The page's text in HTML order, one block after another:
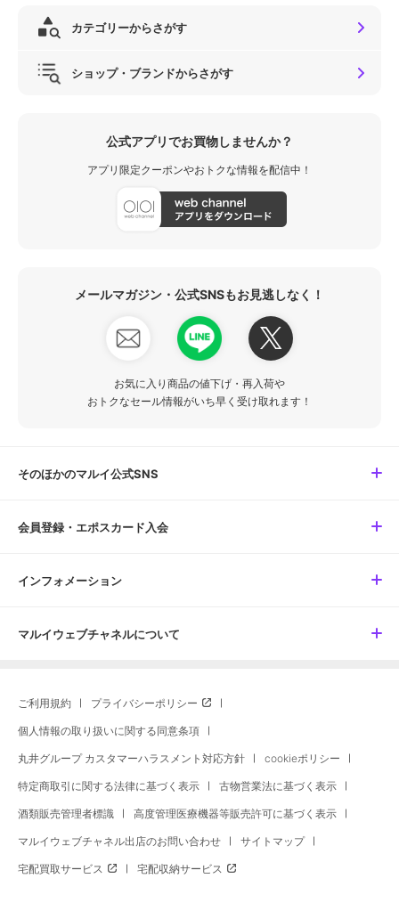
カテゴリーからさがす
ショップ・ブランドからさがす
公式アプリでお買物しませんか？
アプリ限定クーポンやおトクな情報を配信中！
メールマガジン・公式SNSもお見逃しなく！
お気に入り商品の値下げ・再入荷や
おトクなセール情報がいち早く受け取れます！
そのほかのマルイ公式SNS
会員登録・エポスカード入会
インフォメーション
マルイウェブチャネルについて
ご利用規約 プライバシーポリシー
個人情報の取り扱いに関する同意条項
丸井グループ カスタマーハラスメント対応方針 cookieポリシー
特定商取引に関する法律に基づく表示 古物営業法に基づく表示
酒類販売管理者標識 高度管理医療機器等販売許可に基づく表示
マルイウェブチャネル出店のお問い合わせ サイトマップ
宅配買取サービス 宅配収納サービス